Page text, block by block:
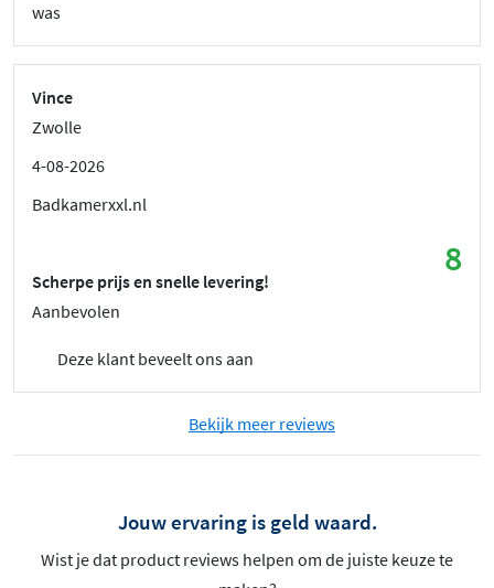
was
Vince
Zwolle
4-08-2026
Badkamerxxl.nl
8
Scherpe prijs en snelle levering!
Aanbevolen
Deze klant beveelt ons aan
Bekijk meer reviews
Jouw ervaring is geld waard.
Wist je dat product reviews helpen om de juiste keuze te